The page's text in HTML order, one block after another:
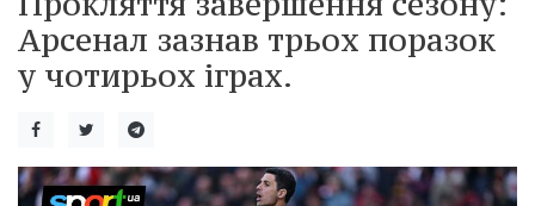
Арсенал зазнав трьох поразок
у чотирьох іграх.